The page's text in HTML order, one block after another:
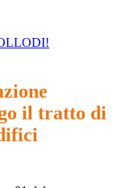
il tratto di